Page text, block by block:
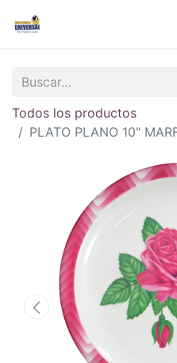
Todos los productos
PLATO PLANO 10"